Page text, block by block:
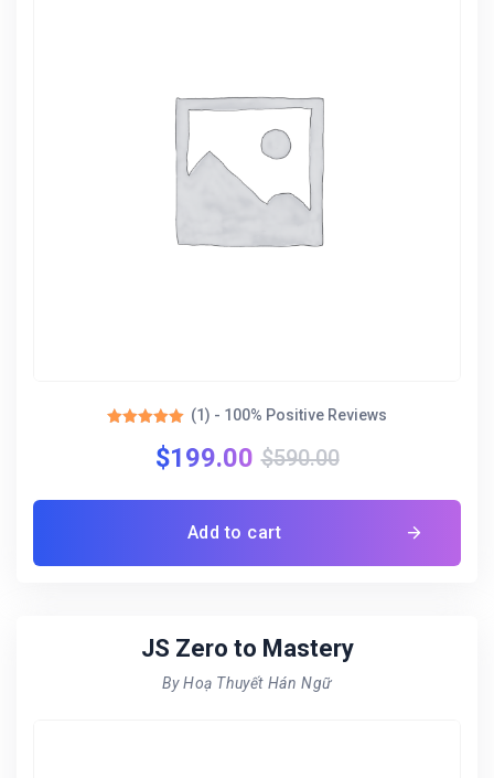
out of 5
(1) - 100% Positive Reviews
$199.00 $590.00
Add to cart
JS Zero to Mastery
By Hoạ Thuyết Hán Ngữ